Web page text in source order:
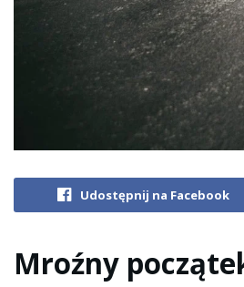
Udostępnij na Facebook
Mroźny